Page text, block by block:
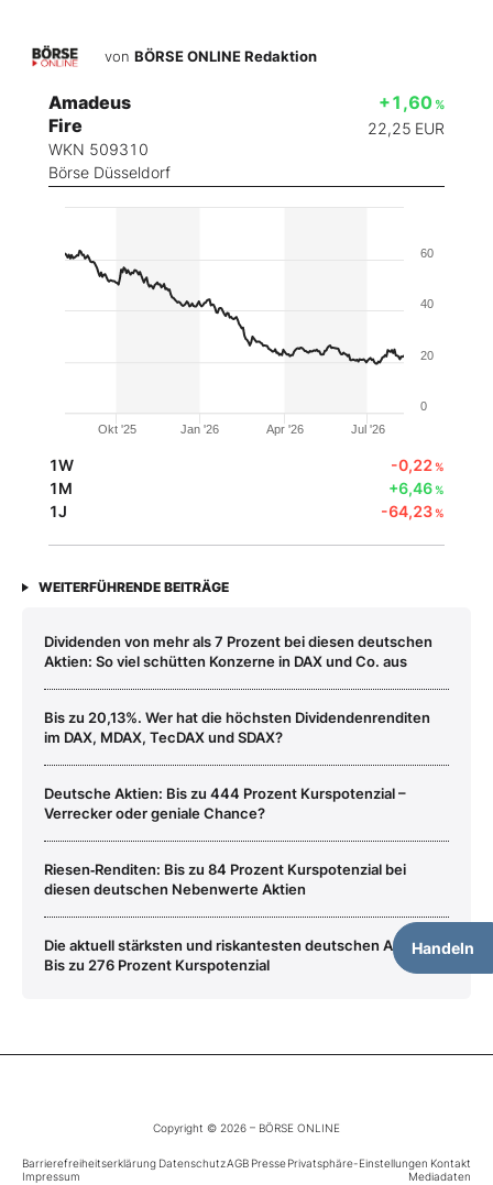
von BÖRSE ONLINE Redaktion
Amadeus
Fire
WKN 509310
Börse Düsseldorf
+1,60 %
22,25 EUR
Handeln
Okt '25 Jan '26 Apr '26 Jul '26
0
20
40
60
1W -0,22%
1M +6,46%
1J -64,23%
WEITERFÜHRENDE BEITRÄGE
Dividenden von mehr als 7 Prozent bei diesen deutschen
Aktien: So viel schütten Konzerne in DAX und Co. aus
Bis zu 20,13%. Wer hat die höchsten Dividendenrenditen
im DAX, MDAX, TecDAX und SDAX?
Deutsche Aktien: Bis zu 444 Prozent Kurspotenzial –
Verrecker oder geniale Chance?
Riesen‑Renditen: Bis zu 84 Prozent Kurspotenzial bei
diesen deutschen Nebenwerte Aktien
Die aktuell stärksten und riskantesten deutschen Aktien:
Bis zu 276 Prozent Kurspotenzial
Copyright © 2026 – BÖRSE ONLINE
Barrierefreiheitserklärung DatenschutzAGB PressePrivatsphäre-Einstellungen Kontakt
Impressum
Mediadaten